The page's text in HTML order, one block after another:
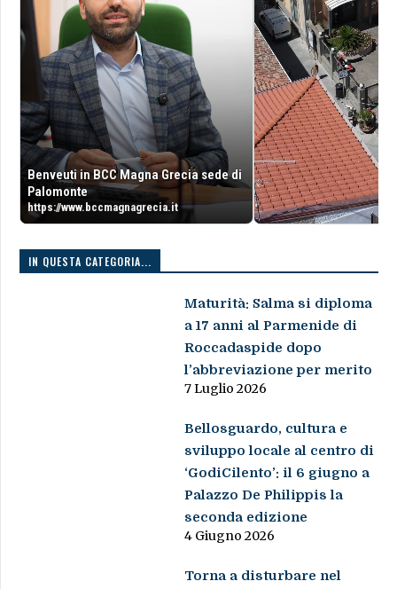
Benveuti in BCC Magna Grecia sede di
Palomonte
https://www.bccmagnagrecia.it
IN QUESTA CATEGORIA...
Maturità: Salma si diploma
a 17 anni al Parmenide di
Roccadaspide dopo
l’abbreviazione per merito
7 Luglio 2026
Bellosguardo, cultura e
sviluppo locale al centro di
‘GodiCilento’: il 6 giugno a
Palazzo De Philippis la
seconda edizione
4 Giugno 2026
Torna a disturbare nel